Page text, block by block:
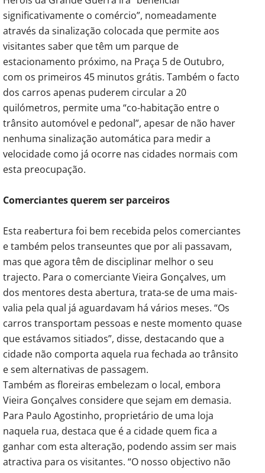
significativamente o comércio”, nomeadamente
através da sinalização colocada que permite aos
visitantes saber que têm um parque de
estacionamento próximo, na Praça 5 de Outubro,
com os primeiros 45 minutos grátis. Também o facto
dos carros apenas puderem circular a 20
quilómetros, permite uma “co-habitação entre o
trânsito automóvel e pedonal”, apesar de não haver
nenhuma sinalização automática para medir a
velocidade como já ocorre nas cidades normais com
esta preocupação.
Comerciantes querem ser parceiros
Esta reabertura foi bem recebida pelos comerciantes
e também pelos transeuntes que por ali passavam,
mas que agora têm de disciplinar melhor o seu
trajecto. Para o comerciante Vieira Gonçalves, um
dos mentores desta abertura, trata-se de uma mais-
valia pela qual já aguardavam há vários meses. “Os
carros transportam pessoas e neste momento quase
que estávamos sitiados”, disse, destacando que a
cidade não comporta aquela rua fechada ao trânsito
e sem alternativas de passagem.
Também as floreiras embelezam o local, embora
Vieira Gonçalves considere que sejam em demasia.
Para Paulo Agostinho, proprietário de uma loja
naquela rua, destaca que é a cidade quem fica a
ganhar com esta alteração, podendo assim ser mais
atractiva para os visitantes. “O nosso objectivo não